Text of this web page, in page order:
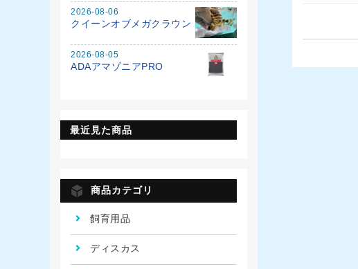
2026-08-06
クイーンオブメガクラウン
2026-08-05
ADAアマゾニアPRO
最近見た商品
商品カテゴリ
飼育用品
ディスカス